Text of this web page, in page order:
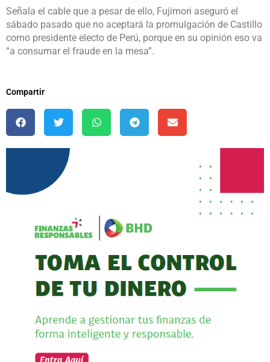
Señala el cable que a pesar de ello, Fujimori aseguró el
sábado pasado que no aceptará la promulgación de Castillo
como presidente electo de Perú, porque en su opinión eso va
“a consumar el fraude en la mesa”.
Compartir